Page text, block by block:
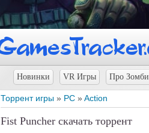
Новинки VR Игры Про Зомби
Торрент игры » PC »Action
Fist Puncher скачать торрент